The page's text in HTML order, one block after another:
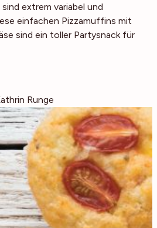
extrem variabel und
einfachen Pizzamuffins mit
sind ein toller Partysnack für
Runge